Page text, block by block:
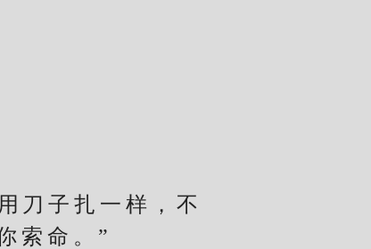
刀子扎一样，不
索命。”